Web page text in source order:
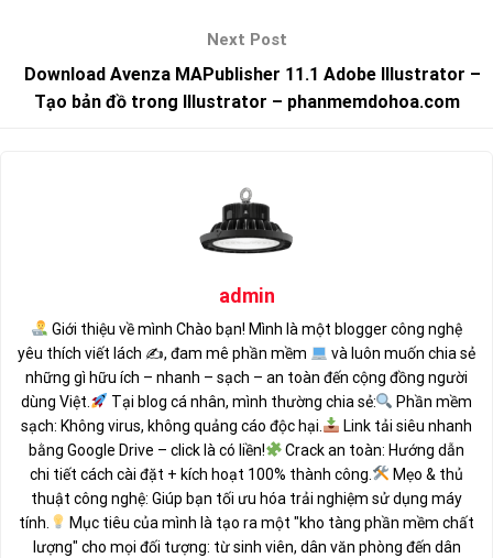
Download Avenza MAPublisher 11.1 Adobe Illustrator –
Tạo bản đồ trong Illustrator – phanmemdohoa.com
admin
Giới thiệu về mình Chào bạn! Mình là một blogger công nghệ
yêu thích viết lách ✍, đam mê phần mềm
và luôn muốn chia sẻ
những gì hữu ích – nhanh – sạch – an toàn đến cộng đồng người
dùng Việt.
Tại blog cá nhân, mình thường chia sẻ:
Phần mềm
sạch: Không virus, không quảng cáo độc hại.
Link tải siêu nhanh
bằng Google Drive – click là có liền!
Crack an toàn: Hướng dẫn
chi tiết cách cài đặt + kích hoạt 100% thành công.
Mẹo & thủ
thuật công nghệ: Giúp bạn tối ưu hóa trải nghiệm sử dụng máy
tính.
Mục tiêu của mình là tạo ra một "kho tàng phần mềm chất
lượng" cho mọi đối tượng: từ sinh viên, dân văn phòng đến dân